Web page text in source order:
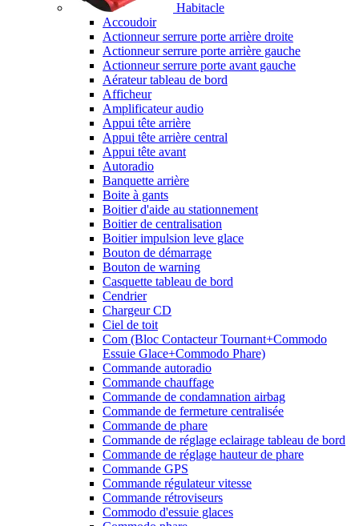
Habitacle
Accoudoir
Actionneur serrure porte arrière droite
Actionneur serrure porte arrière gauche
Actionneur serrure porte avant gauche
Aérateur tableau de bord
Afficheur
Amplificateur audio
Appui tête arrière
Appui tête arrière central
Appui tête avant
Autoradio
Banquette arrière
Boite à gants
Boitier d'aide au stationnement
Boitier de centralisation
Boitier impulsion leve glace
Bouton de démarrage
Bouton de warning
Casquette tableau de bord
Cendrier
Chargeur CD
Ciel de toit
Com (Bloc Contacteur Tournant+Commodo
Essuie Glace+Commodo Phare)
Commande autoradio
Commande chauffage
Commande de condamnation airbag
Commande de fermeture centralisée
Commande de phare
Commande de réglage eclairage tableau de bord
Commande de réglage hauteur de phare
Commande GPS
Commande régulateur vitesse
Commande rétroviseurs
Commodo d'essuie glaces